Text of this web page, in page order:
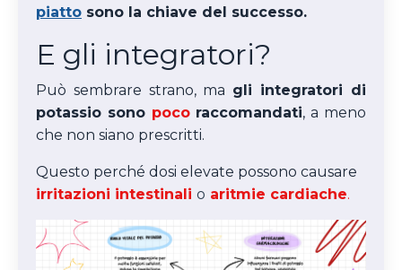
piatto sono la chiave del successo.
E gli integratori?
Può sembrare strano, ma gli integratori di
potassio sono pocoraccomandati, a meno
che non siano prescritti.
Questo perché dosi elevate possono causare
irritazioni intestinali o aritmie cardiache.